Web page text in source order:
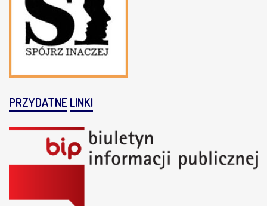
PRZYDATNELINKI